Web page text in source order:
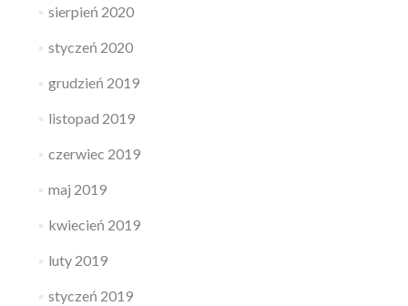
sierpień 2020
styczeń 2020
grudzień 2019
listopad 2019
czerwiec 2019
maj 2019
kwiecień 2019
luty 2019
styczeń 2019